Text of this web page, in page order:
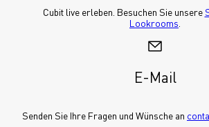
Cubit live erleben. Besuchen Sie unsere
Lookrooms
E-Mail
Senden Sie Ihre Fragen und Wünsche an